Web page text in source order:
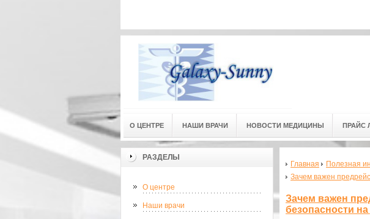
О ЦЕНТРЕ НАШИ ВРАЧИ НОВОСТИ МЕДИЦИНЫ ПРАЙС
РАЗДЕЛЫ
О центре
Наши врачи
Главная
Полезная
Зачем важен
Зачем важен
безопасности